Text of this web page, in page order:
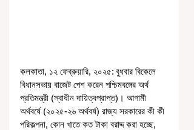
কলকাতা, ১২ ফেব্রুয়ারি, ২০২৫: বুধবার বিকেলে
বিধানসভায় বাজেট পেশ করেন পশ্চিমবঙ্গের অর্থ
প্রতিমন্ত্রী (স্বাধীন দায়িত্বপ্রাপ্ত)। আগামী
অর্থবর্ষে (২০২৫-২৬ অর্থবর্ষ) রাজ্য সরকারের কী কী
পরিকল্পনা, কোন খাতে কত টাকা বরাদ্দ করা হচ্ছে,